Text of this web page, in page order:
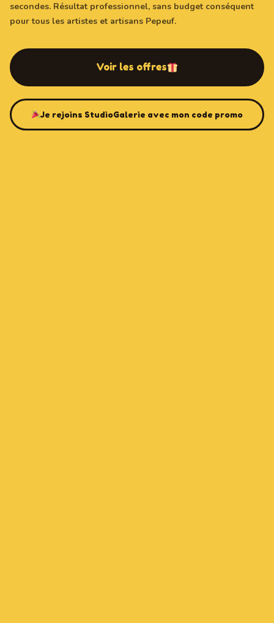
secondes. Résultat professionnel, sans budget conséquent
pour tous les artistes et artisans Pepeuf.
Voir les offres
Je rejoins StudioGalerie avec mon code promo